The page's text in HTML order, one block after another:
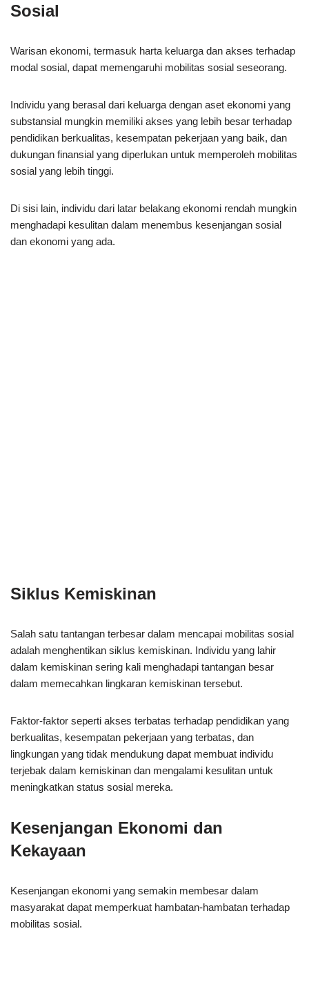
Sosial
Warisan ekonomi, termasuk harta keluarga dan akses terhadap
modal sosial, dapat memengaruhi mobilitas sosial seseorang.
Individu yang berasal dari keluarga dengan aset ekonomi yang
substansial mungkin memiliki akses yang lebih besar terhadap
pendidikan berkualitas, kesempatan pekerjaan yang baik, dan
dukungan finansial yang diperlukan untuk memperoleh mobilitas
sosial yang lebih tinggi.
Di sisi lain, individu dari latar belakang ekonomi rendah mungkin
menghadapi kesulitan dalam menembus kesenjangan sosial
dan ekonomi yang ada.
Siklus Kemiskinan
Salah satu tantangan terbesar dalam mencapai mobilitas sosial
adalah menghentikan siklus kemiskinan. Individu yang lahir
dalam kemiskinan sering kali menghadapi tantangan besar
dalam memecahkan lingkaran kemiskinan tersebut.
Faktor-faktor seperti akses terbatas terhadap pendidikan yang
berkualitas, kesempatan pekerjaan yang terbatas, dan
lingkungan yang tidak mendukung dapat membuat individu
terjebak dalam kemiskinan dan mengalami kesulitan untuk
meningkatkan status sosial mereka.
Kesenjangan Ekonomi dan
Kekayaan
Kesenjangan ekonomi yang semakin membesar dalam
masyarakat dapat memperkuat hambatan-hambatan terhadap
mobilitas sosial.